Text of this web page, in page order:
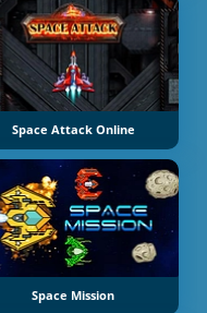
Space Attack Online
Space Mission